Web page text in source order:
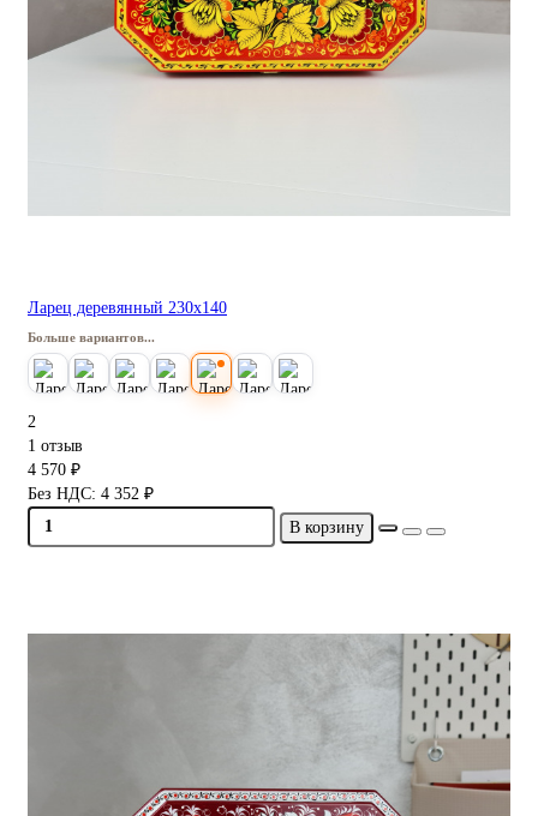
Ларец деревянный 230х140
Больше вариантов...
2
1 отзыв
4 570 ₽
Без НДС: 4 352 ₽
В корзину